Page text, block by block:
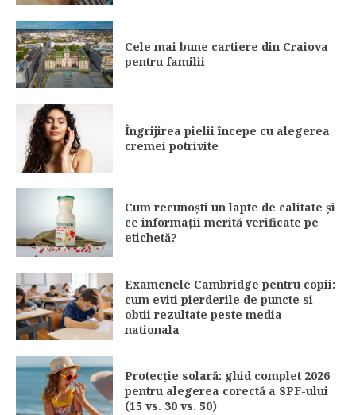
Cele mai bune cartiere din Craiova
pentru familii
Îngrijirea pielii începe cu alegerea
cremei potrivite
Cum recunoști un lapte de calitate și
ce informații merită verificate pe
etichetă?
Examenele Cambridge pentru copii:
cum eviti pierderile de puncte si
obtii rezultate peste media
nationala
Protecție solară: ghid complet 2026
pentru alegerea corectă a SPF-ului
(15 vs. 30 vs. 50)